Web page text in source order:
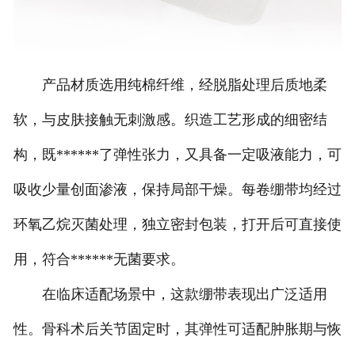
产品材质选用纯棉纤维，经脱脂处理后质地柔
软，与皮肤接触无刺激感。织造工艺形成的细密结
构，既******了弹性张力，又具备一定吸液能力，可
吸收少量创面渗液，保持局部干燥。每卷绷带均经过
环氧乙烷灭菌处理，独立密封包装，打开后可直接使
用，符合******无菌要求。
在临床适配场景中，这款绷带表现出广泛适用
性。骨科术后关节固定时，其弹性可适配肿胀期与恢